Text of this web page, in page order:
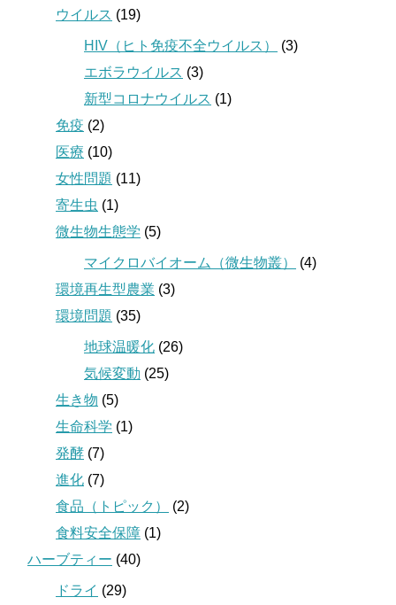
ウイルス (19)
HIV（ヒト免疫不全ウイルス）
(3)
エボラウイルス (3)
新型コロナウイルス (1)
免疫 (2)
医療 (10)
女性問題 (11)
寄生虫 (1)
微生物生態学 (5)
マイクロバイオーム（微生物叢）
(4)
環境再生型農業 (3)
環境問題 (35)
地球温暖化 (26)
気候変動 (25)
生き物 (5)
生命科学 (1)
発酵 (7)
進化 (7)
食品（トピック）
(2)
食料安全保障 (1)
ハーブティー (40)
ドライ (29)